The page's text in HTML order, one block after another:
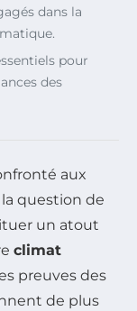
dans la
pour
des
aux
la question de
un atout
climat
preuves des
de plus